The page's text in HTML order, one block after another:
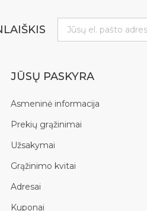
JŪSŲ PASKYRA
Asmeninė informacija
Prekių grąžinimai
Užsakymai
Grąžinimo kvitai
Adresai
Kuponai